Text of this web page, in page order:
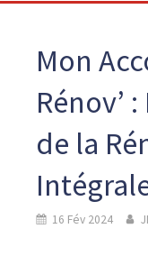
Mon
Rénov’
de la
16 Fév 2024